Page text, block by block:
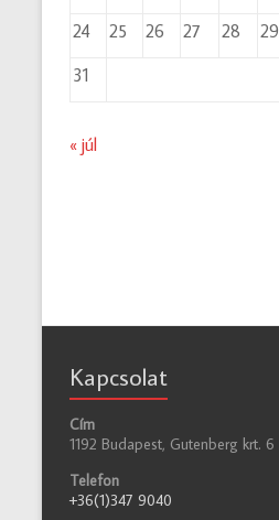
24
25 26 27 28 29
31
« júl
Kapcsolat
Cím
1192 Budapest, Gutenberg krt. 6
Telefon
+36(1)347 9040